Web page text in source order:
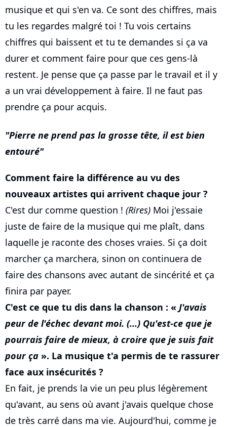
musique et qui s'en va. Ce sont des chiffres, mais
tu les regardes malgré toi ! Tu vois certains
chiffres qui baissent et tu te demandes si ça va
durer et comment faire pour que ces gens-là
restent. Je pense que ça passe par le travail et il y
a un vrai développement à faire. Il ne faut pas
prendre ça pour acquis.
Pierre ne prend pas la grosse tête, il est bien
entouré
Comment faire la différence au vu des
nouveaux artistes qui arrivent chaque jour ?
C'est dur comme question ! (Rires) Moi j'essaie
juste de faire de la musique qui me plaît, dans
laquelle je raconte des choses vraies. Si ça doit
marcher ça marchera, sinon on continuera de
faire des chansons avec autant de sincérité et ça
finira par payer.
C'est ce que tu dis dans la chanson : « J'avais
peur de l'échec devant moi. (...) Qu'est-ce que je
pourrais faire de mieux, à croire que je suis fait
pour ça ». La musique t'a permis de te rassurer
face aux insécurités ?
En fait, je prends la vie un peu plus légèrement
qu'avant, au sens où avant j'avais quelque chose
de très carré dans ma vie. Aujourd'hui, comme je